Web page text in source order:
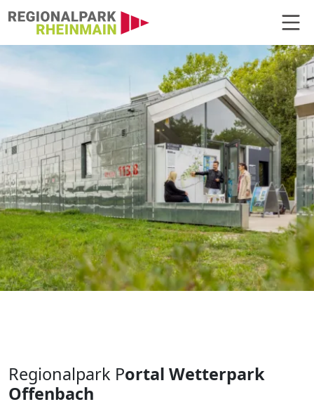
Regionalpark Portal Wetterpark
Hauptnavigation
Regionalpark Portal Wetterpark
Offenbach